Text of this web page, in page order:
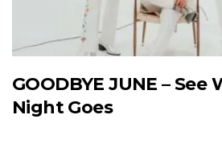
GOODBYE JUNE – See
Night Goes